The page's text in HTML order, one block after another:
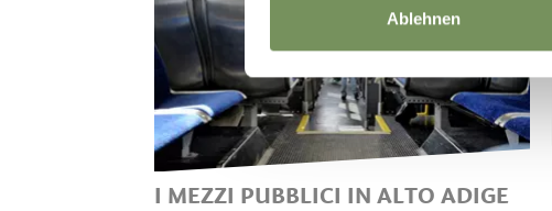
Ablehnen
I MEZZI PUBBLICI IN ALTO ADIGE